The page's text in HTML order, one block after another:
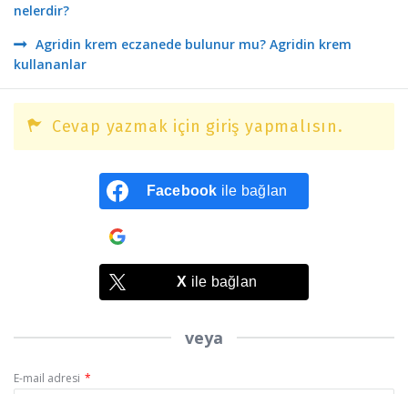
nelerdir?
Agridin krem eczanede bulunur mu? Agridin krem
kullananlar
Cevap yazmak için giriş yapmalısın.
Facebook ile bağlan
X ile bağlan
veya
E-mail adresi *